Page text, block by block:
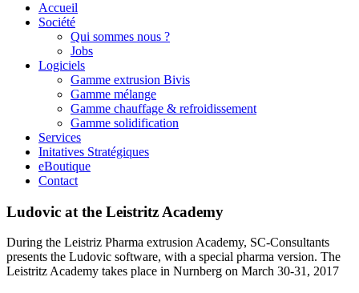
Accueil
Société
Qui sommes nous ?
Jobs
Logiciels
Gamme extrusion Bivis
Gamme mélange
Gamme chauffage & refroidissement
Gamme solidification
Services
Initatives Stratégiques
eBoutique
Contact
Ludovic at the Leistritz Academy
During the Leistriz Pharma extrusion Academy, SC-Consultants
presents the Ludovic software, with a special pharma version. The
Leistritz Academy takes place in Nurnberg on March 30-31, 2017